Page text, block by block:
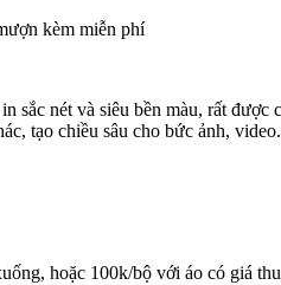
kèm miễn phí
sắc nét và siêu bền màu, rất
tạo chiều sâu cho bức ảnh, video.
hoặc 100k/bộ với áo có